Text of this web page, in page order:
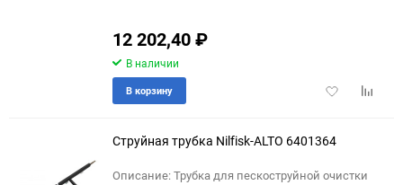
12 202,40₽
В наличии
Добавить
В корзину
Струйная трубка Nilfisk-ALTO 6401364
Описание: Трубка для пескоструйной очистки